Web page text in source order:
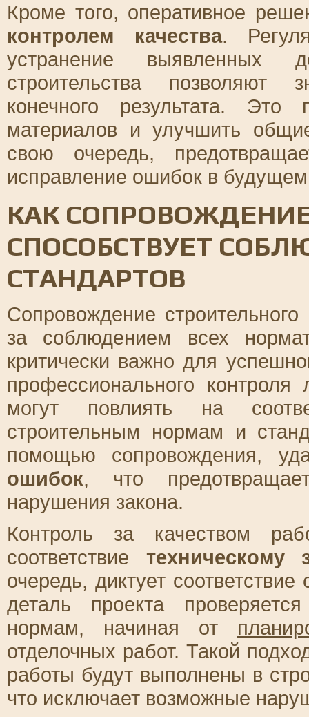
Кроме того, оперативное
контролем качества.
устранение выявленных
строительства позволяют
конечного результата. Это
материалов и улучшить
свою очередь,
исправление ошибок в
КАК
СПОСОБСТВУЕТ
СТАНДАРТОВ
Сопровождение строительного
за соблюдением всех
критически важно для
профессионального
могут повлиять на
строительным нормам и
помощью сопровождения,
ошибок, что
нарушения закона.
Контроль за качеством
соответствие техническому
очередь, диктует
деталь проекта
нормам, начиная от
отделочных работ. Такой
работы будут выполнены в
что исключает возможные